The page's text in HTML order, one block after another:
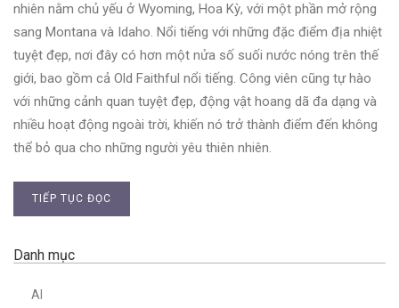
nhiên nằm chủ yếu ở Wyoming, Hoa Kỳ, với một phần mở rộng
sang Montana và Idaho. Nổi tiếng với những đặc điểm địa nhiệt
tuyệt đẹp, nơi đây có hơn một nửa số suối nước nóng trên thế
giới, bao gồm cả Old Faithful nổi tiếng. Công viên cũng tự hào
với những cảnh quan tuyệt đẹp, động vật hoang dã đa dạng và
nhiều hoạt động ngoài trời, khiến nó trở thành điểm đến không
thể bỏ qua cho những người yêu thiên nhiên.
TIẾP TỤC ĐỌC
Danh mục
AI